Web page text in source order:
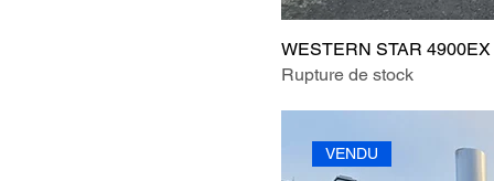
WESTERN STAR
Rupture de stock
VENDU